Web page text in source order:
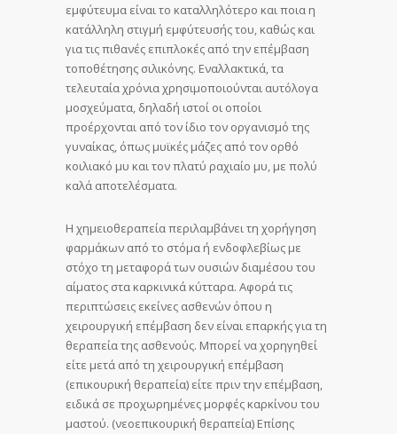
εμφύτευμα είναι το καταλληλότερο και ποια η
κατάλληλη στιγμή εμφύτευσής του, καθώς και
για τις πιθανές επιπλοκές από την επέμβαση
τοποθέτησης σιλικόνης. Εναλλακτικά, τα
τελευταία χρόνια χρησιμοποιούνται αυτόλογα
μοσχεύματα, δηλαδή ιστοί οι οποίοι
προέρχονται από τον ίδιο τον οργανισμό της
γυναίκας, όπως μυϊκές μάζες από τον ορθό
κοιλιακό μυ και τον πλατύ ραχιαίο μυ, με πολύ
καλά αποτελέσματα.
Η χημειοθεραπεία περιλαμβάνει τη χορήγηση
φαρμάκων από το στόμα ή ενδοφλεβίως με
στόχο τη μεταφορά των ουσιών διαμέσου του
αίματος στα καρκινικά κύτταρα. Αφορά τις
περιπτώσεις εκείνες ασθενών όπου η
χειρουργική επέμβαση δεν είναι επαρκής για τη
θεραπεία της ασθενούς. Μπορεί να χορηγηθεί
είτε μετά από τη χειρουργική επέμβαση
(επικουρική θεραπεία) είτε πριν την επέμβαση,
ειδικά σε προχωρημένες μορφές καρκίνου του
μαστού. (νεοεπικουρική θεραπεία) Επίσης